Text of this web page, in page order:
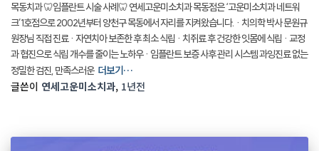
목동치과 🦷임플란트 시술 사례🦷 연세고운미소치과 목동점은 ‘고운미소치과 네트워
크’1호점으로 2002년부터 양천구 목동에서 자리를 지켜왔습니다. · 치의학 박사 문원규
원장님 직접 진료 · 자연치아 보존한 후 최소 식립 · 치쥐료 후 건강한 잇몸에 식립 · 교정
과 협진으로 식립 개수를 줄이는 노하우 · 임플란트 보증 사후 관리 시스템 과잉진료 없는
정밀한 검진, 만족스러운 더보기…
글쓴이 연세고운미소치과, 1년전